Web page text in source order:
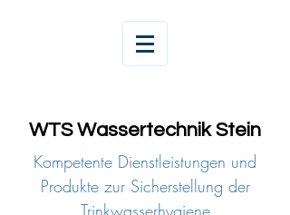
WTS Wassertechnik Stein
Kompetente Dienstleistungen und
Produkte zur Sicherstellung der
Trinkwasserhygiene